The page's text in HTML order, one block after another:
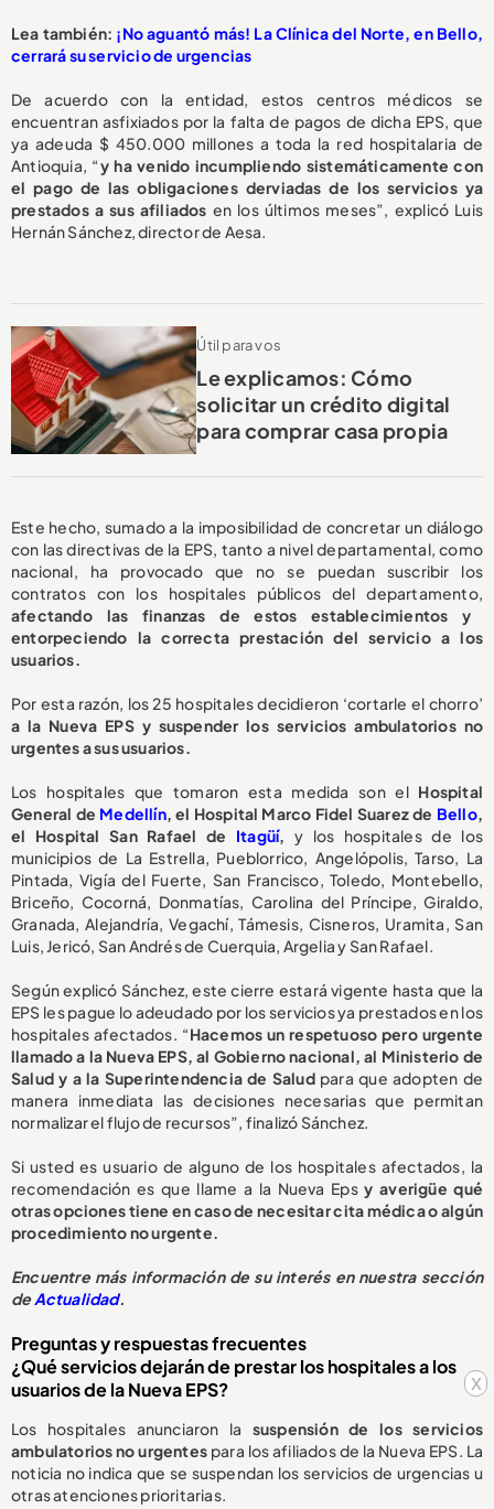
x
Lea también: ¡No aguantó más! La Clínica del Norte, en Bello,
cerrará su servicio de urgencias
De acuerdo con la entidad, estos centros médicos se
encuentran asfixiados por la falta de pagos de dicha EPS, que
ya adeuda $ 450.000 millones a toda la red hospitalaria de
Antioquia, “y ha venido incumpliendo sistemáticamente con
el pago de las obligaciones derviadas de los servicios ya
prestados a sus afiliados en los últimos meses”, explicó Luis
Hernán Sánchez, director de Aesa.
Útil para vos
Le explicamos: Cómo
solicitar un crédito digital
para comprar casa propia
Este hecho, sumado a la imposibilidad de concretar un diálogo
con las directivas de la EPS, tanto a nivel departamental, como
nacional, ha provocado que no se puedan suscribir los
contratos con los hospitales públicos del departamento,
afectando las finanzas de estos establecimientos y
entorpeciendo la correcta prestación del servicio a los
usuarios.
Por esta razón, los 25 hospitales decidieron ‘cortarle el chorro’
a la Nueva EPS y suspender los servicios ambulatorios no
urgentes a sus usuarios.
Los hospitales que tomaron esta medida son el Hospital
General de Medellín, el Hospital Marco Fidel Suarez de Bello,
el Hospital San Rafael de Itagüí, y los hospitales de los
municipios de La Estrella, Pueblorrico, Angelópolis, Tarso, La
Pintada, Vigía del Fuerte, San Francisco, Toledo, Montebello,
Briceño, Cocorná, Donmatías, Carolina del Príncipe, Giraldo,
Granada, Alejandría, Vegachí, Támesis, Cisneros, Uramita, San
Luis, Jericó, San Andrés de Cuerquia, Argelia y San Rafael.
Según explicó Sánchez, este cierre estará vigente hasta que la
EPS les pague lo adeudado por los servicios ya prestados en los
hospitales afectados. “Hacemos un respetuoso pero urgente
llamado a la Nueva EPS, al Gobierno nacional, al Ministerio de
Salud y a la Superintendencia de Salud para que adopten de
manera inmediata las decisiones necesarias que permitan
normalizar el flujo de recursos”, finalizó Sánchez.
Si usted es usuario de alguno de los hospitales afectados, la
recomendación es que llame a la Nueva Epsy averigüe qué
otras opciones tiene en caso de necesitar cita médica o algún
procedimiento no urgente.
Encuentre más información de su interés en nuestra sección
deActualidad.
Preguntas y respuestas frecuentes
¿Qué servicios dejarán de prestar los hospitales a los
usuarios de la Nueva EPS?
Los hospitales anunciaron la suspensión de los servicios
ambulatorios no urgentes para los afiliados de la Nueva EPS. La
noticia no indica que se suspendan los servicios de urgencias u
otras atenciones prioritarias.